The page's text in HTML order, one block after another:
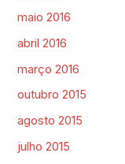
maio 2016
abril 2016
março 2016
outubro 2015
agosto 2015
julho 2015